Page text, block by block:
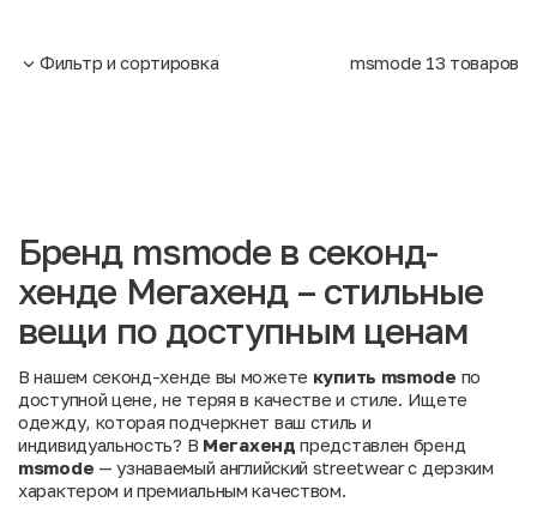
Фильтр и сортировка msmode 13 товаров
Бренд msmode в секонд-
хенде Мегахенд – стильные
вещи по доступным ценам
В нашем секонд-хенде вы можете купить msmode по
доступной цене, не теряя в качестве и стиле. Ищете
одежду, которая подчеркнет ваш стиль и
индивидуальность? В Мегахенд представлен бренд
msmode — узнаваемый английский streetwear с дерзким
характером и премиальным качеством.